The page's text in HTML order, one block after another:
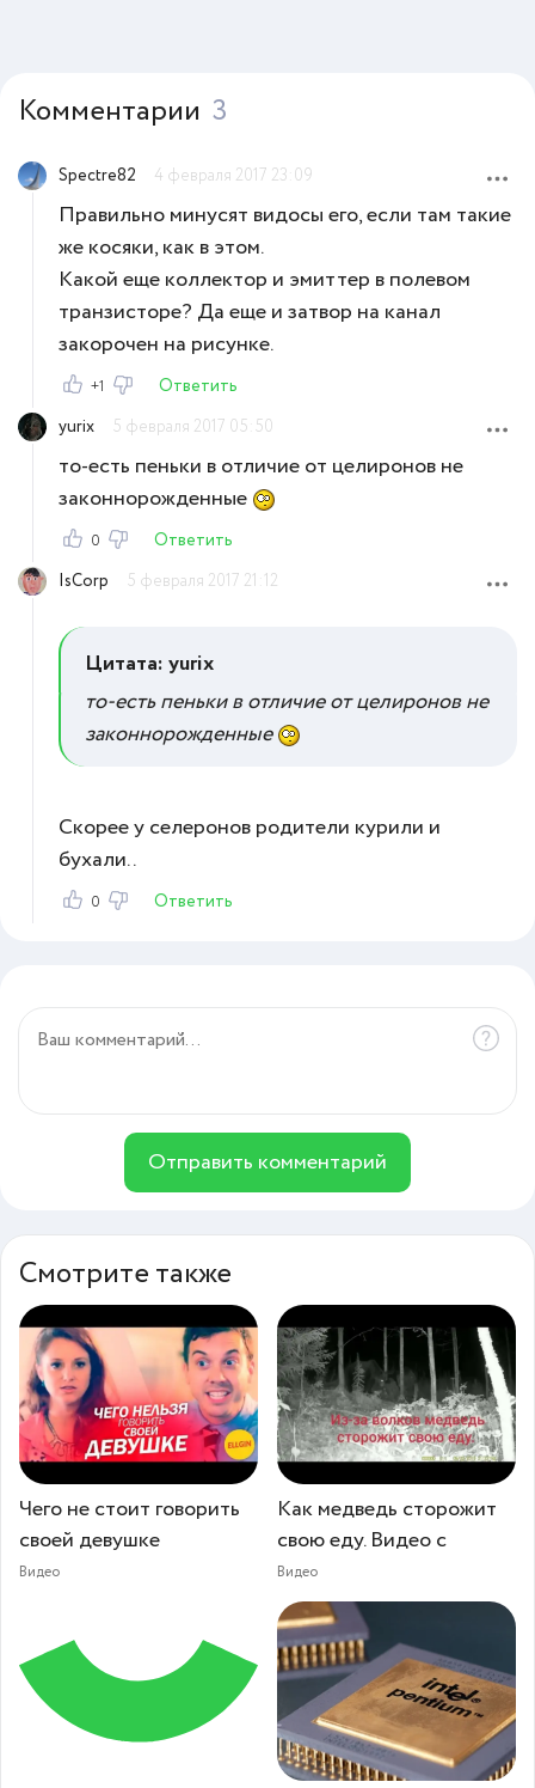
Комментарии 3
Spectre82 4 февраля 2017 23:09
Правильно минусят видосы его, если там такие
же косяки, как в этом.
Какой еще коллектор и эмиттер в полевом
транзисторе? Да еще и затвор на канал
закорочен на рисунке.
+1
Ответить
yurix
5 февраля 2017 05:50
то-есть пеньки в отличие от целиронов не
законнорожденные
0
Ответить
IsCorp
5 февраля 2017 21:12
Цитата: yurix
то-есть пеньки в отличие от целиронов не
законнорожденные
Скорее у селеронов родители курили и
бухали..
0 Ответить
Отправить комментарий
Смотрите также
Чего не стоит говорить
своей девушке
Видео
Как медведь сторожит
свою еду. Видео с
Видео